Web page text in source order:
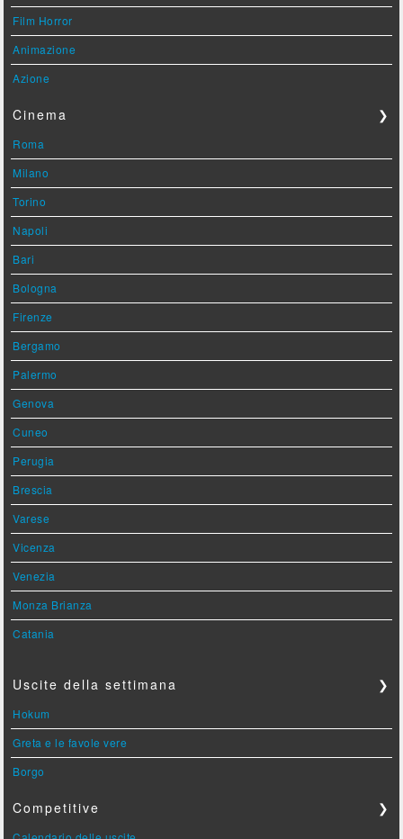
Film Horror
Animazione
Azione
Cinema ❯
Roma
Milano
Torino
Napoli
Bari
Bologna
Firenze
Bergamo
Palermo
Genova
Cuneo
Perugia
Brescia
Varese
Vicenza
Venezia
Monza Brianza
Catania
Uscite della settimana ❯
Hokum
Greta e le favole vere
Borgo
Competitive ❯